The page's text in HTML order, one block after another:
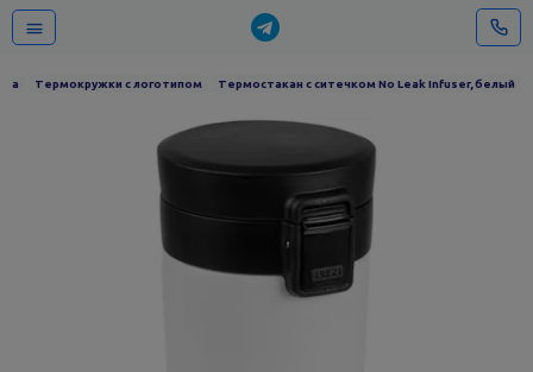
Термокружки с логотипом Термостакан с ситечком No Leak Infuser, белый